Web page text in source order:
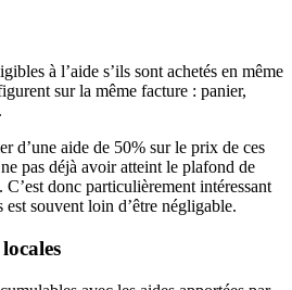
à l’aide s’ils sont achetés en même
sur la même facture : panier,
d’une aide de 50% sur le prix de ces
pas déjà avoir atteint le plafond de
C’est donc particulièrement intéressant
est souvent loin d’être négligable.